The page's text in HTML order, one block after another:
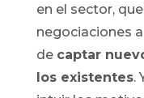
en el sector,
negociaciones
de captar
los existentes.